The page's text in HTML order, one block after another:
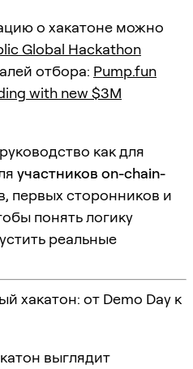
о хакатоне можно
Global Hackathon
отбора: Pump.fun
with new $3M
как для
участников on-chain-
первых сторонников и
понять логику
реальные
хакатон: от Demo Day к
выглядит